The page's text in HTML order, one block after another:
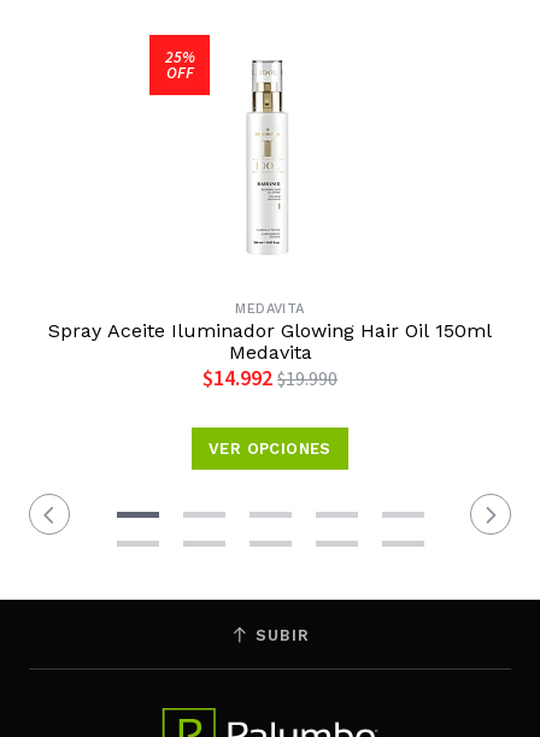
25%
OFF
MEDAVITA
Spray Aceite Iluminador Glowing Hair Oil 150ml
Medavita
$14.992 $19.990
VER OPCIONES
SUBIR